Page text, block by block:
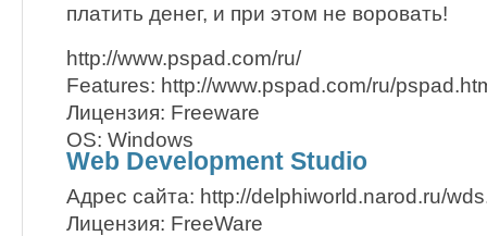
платить денег, и при этом не воровать!
http://www.pspad.com/ru/
Features: http://www.pspad.com/ru/
Лицензия: Freeware
OS: Windows
Web Development Studio
Адрес сайта: http://delphiworld.narod.ru/
Лицензия: FreeWare